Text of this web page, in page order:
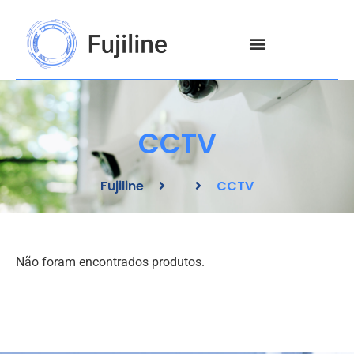
content
CCTV
Fujiline CCTV
Não foram encontrados produtos.